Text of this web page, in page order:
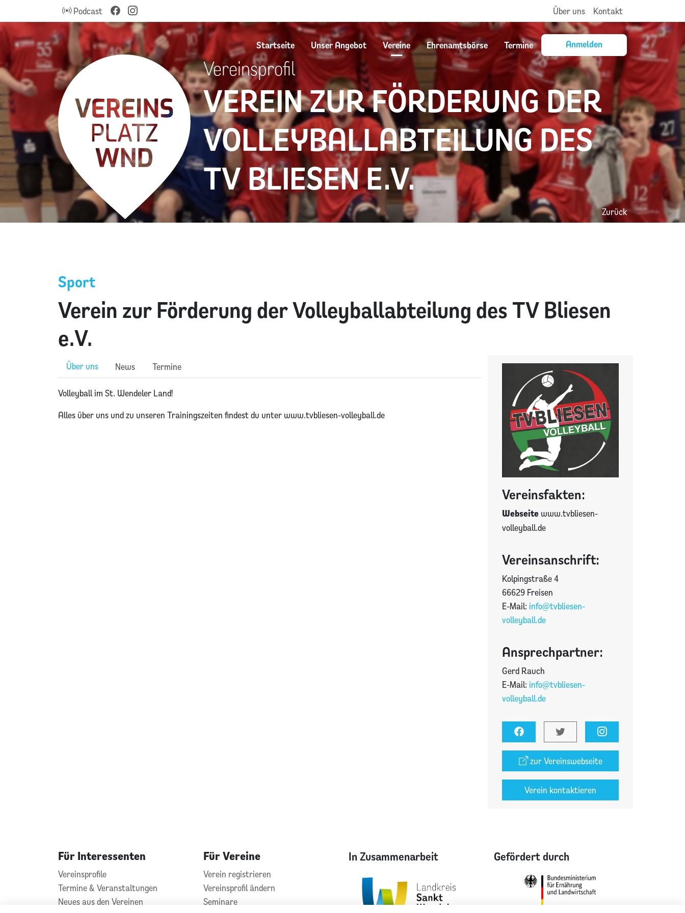
Podcast Über uns Kontakt
Startseite Unser Angebot Vereine Ehrenamtsbörse Termine Anmelden
VEREIN ZUR FÖRDERUNG DER
VOLLEYBALLABTEILUNG DES
TV BLIESEN E.V.
Vereinsprofil
Zurück
Verein zur Förderung der Volleyballabteilung des TV Bliesen
e.V.
Sport
Über uns News Termine
Volleyball im St. Wendeler Land!
Alles über uns und zu unseren Trainingszeiten findest du unter www.tvbliesen-volleyball.de
Vereinsfakten:
Webseite www.tvbliesen-
volleyball.de
Vereinsanschrift:
Kolpingstraße 4
66629 Freisen
E-Mail: info@tvbliesen-
volleyball.de
Ansprechpartner:
Gerd Rauch
E-Mail: info@tvbliesen-
volleyball.de
zur Vereinswebseite
Verein kontaktieren
Für Interessenten
Vereinsprofile
Termine & Veranstaltungen
Neues aus den Vereinen
Für Vereine
Verein registrieren
Vereinsprofil ändern
Seminare
In Zusammenarbeit Gefördert durch